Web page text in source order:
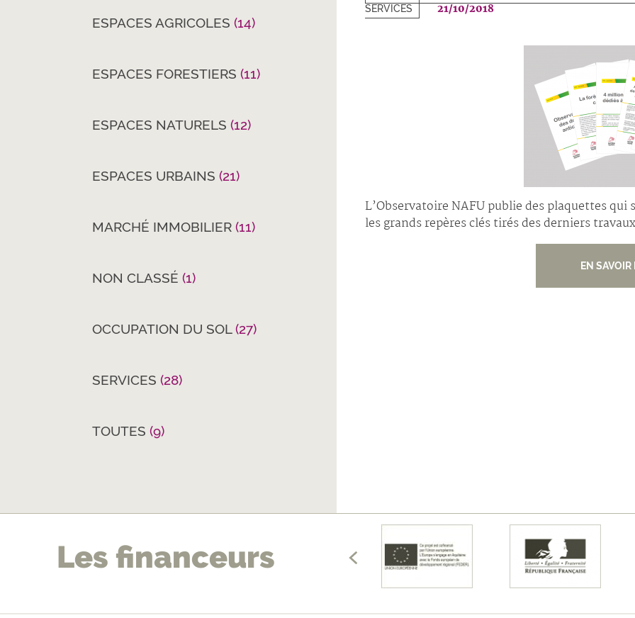
ESPACES AGRICOLES (14)
ESPACES FORESTIERS (11)
ESPACES NATURELS (12)
ESPACES URBAINS (21)
MARCHÉ IMMOBILIER (11)
NON CLASSÉ (1)
OCCUPATION DU SOL(27)
SERVICES (28)
TOUTES (9)
SERVICES
21/10/2018
L’Observatoire NAFU publie des plaquettes
les grands repères clés tirés des derniers
EN SAVOIR
Les financeurs Afficher